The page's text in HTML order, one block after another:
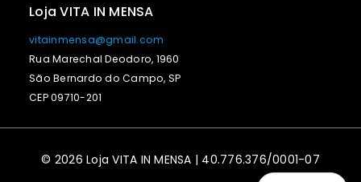
Loja VITA IN MENSA
vitainmensa@gmail.com
Rua Marechal Deodoro, 1960
São Bernardo do Campo, SP
CEP 09710-201
© 2026 Loja VITA IN MENSA | 40.776.376/0001-07